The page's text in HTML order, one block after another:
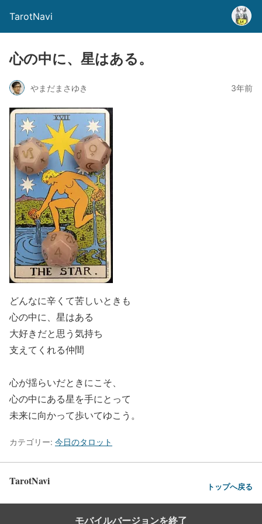
TarotNavi
心の中に、星はある。
やまだまさゆき 3年前
どんなに辛くて苦しいときも
心の中に、星はある
大好きだと思う気持ち
支えてくれる仲間
心が揺らいだときにこそ、
心の中にある星を手にとって
未来に向かって歩いてゆこう。
カテゴリー: 今日のタロット
TarotNavi トップへ戻る
モバイルバージョンを終了